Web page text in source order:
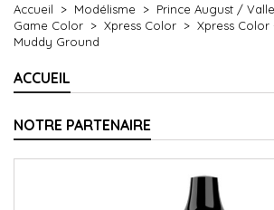
Accueil Modélisme Prince August /
Game Color
Xpress Color
Xpress Color
Muddy Ground
ACCUEIL
NOTRE PARTENAIRE
Annuler Créer